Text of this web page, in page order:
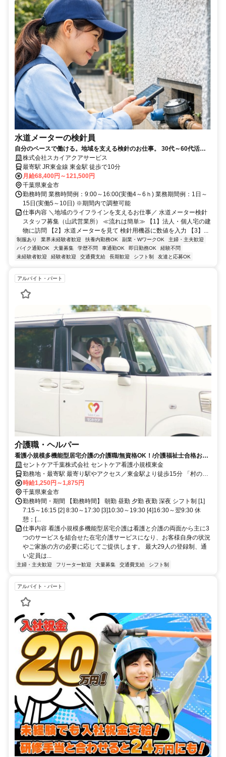
水道メーターの検針員
自分のペースで働ける。地域を支える検針のお仕事。 30代～60代活躍
中｜WワークOK｜未経験歓迎
株式会社スカイアクアサービス
最寄駅 JR東金線 東金駅 徒歩で10分
月給68,400円～121,500円
千葉県東金市
勤務時間 業務時間例：9:00～16:00(実働4～6ｈ) 業務期間例：1日～
15日(実働5～10日) ※期間内で調整可能
仕事内容 ＼地域のライフラインを支えるお仕事／ 水道メーター検針
スタッフ募集（山武営業所） ≪流れは簡単≫ 【1】法人・個人宅の建
物に訪問 【2】水道メーターを見て 検針用機器に数値を入力 【3】...
制服あり 業界未経験者歓迎 扶養内勤務OK 副業・WワークOK
主婦・主夫歓迎
バイク通勤OK
大量募集 学歴不問 車通勤OK 即日勤務OK
経験不問
未経験者歓迎
経験者歓迎 交通費支給 長期歓迎 シフト制 友達と応募OK
アルバイト・パート
介護職・ヘルパー
看護小規模多機能型居宅介護の介護職/無資格OK！/介護福祉士合格お祝
い金あり☆資格取得をサポート
セントケア千葉株式会社 セントケア看護小規模東金
勤務地・最寄駅 最寄り駅やアクセス／東金駅より徒歩15分 「村の市
場」より徒歩1分 <マイカー通勤可・駐車場完備>
時給1,250円～1,875円
千葉県東金市
勤務時間・期間 【勤務時間】 朝勤 昼勤 夕勤 夜勤 深夜 シフト制 [1]
7:15～16:15 [2] 8:30～17:30 [3]10:30～19:30 [4]16:30～翌9:30 休
憩；[...
仕事内容 看護小規模多機能型居宅介護は看護と介護の両面から主に3
つのサービスを組合せた在宅介護サービスになり、お客様自身の状況
やご家族の方の必要に応じてご提供します。 最大29人の登録制、通
い定員は...
主婦・主夫歓迎 フリーター歓迎 大量募集 交通費支給 シフト制
アルバイト・パート